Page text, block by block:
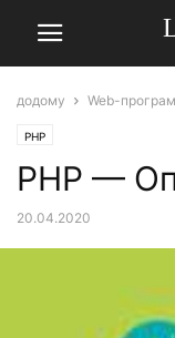
додому Web-
PHP
PHP —
20.04.2020